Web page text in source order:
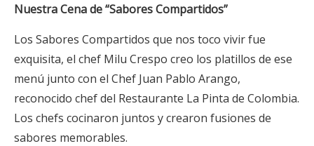
Nuestra Cena de “Sabores Compartidos”
Los Sabores Compartidos que nos toco vivir fue
exquisita, el chef Milu Crespo creo los platillos de ese
menú junto con el Chef Juan Pablo Arango,
reconocido chef del Restaurante La Pinta de Colombia.
Los chefs cocinaron juntos y crearon fusiones de
sabores memorables.